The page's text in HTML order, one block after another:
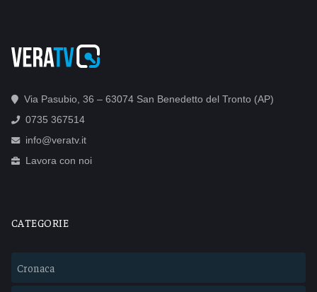
Via Pasubio, 36 – 63074 San Benedetto del Tronto (AP)
0735 367514
info@veratv.it
Lavora con noi
CATEGORIE
Cronaca